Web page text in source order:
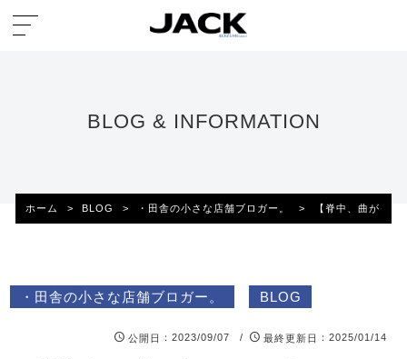
BLOG & INFORMATION
ホーム > BLOG > ・田舎の小さな店舗ブロガー。 > 【脊中、曲がっ
・田舎の小さな店舗ブロガー。 BLOG
公開日 ：2023/09/07 / 最終更新日 ：2025/01/14